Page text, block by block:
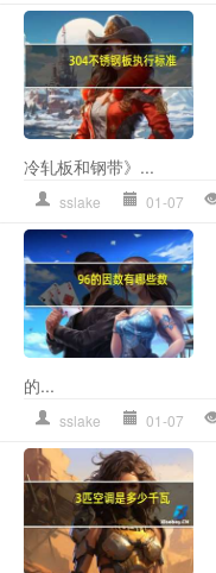
冷轧板和钢带》...
sslake 01-07
的...
sslake 01-07